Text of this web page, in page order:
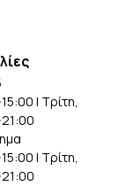
| Τρίτη,
| Τρίτη,